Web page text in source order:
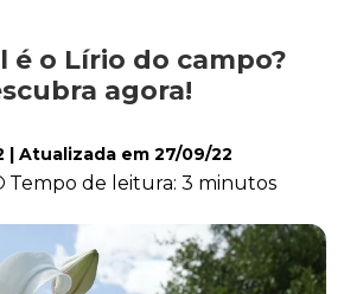
Cultivo e Manutenção
Cachorro
Gato
é o Lírio do campo?
agora!
| Atualizada em 27/09/22
Tempo de leitura: 3 minutos